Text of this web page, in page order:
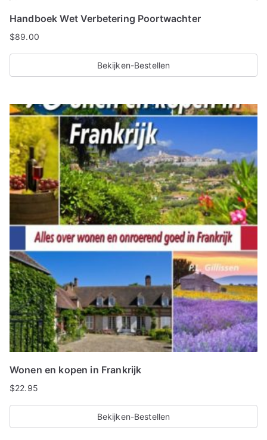
Handboek Wet Verbetering Poortwachter
$89.00
Bekijken-Bestellen
Wonen en kopen in Frankrijk
$22.95
Bekijken-Bestellen